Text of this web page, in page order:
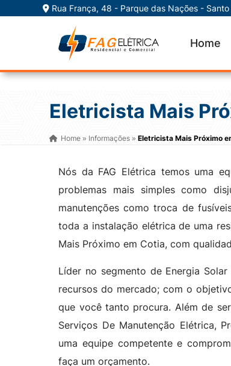
Rua França, 48 - Parque das Nações - Santo
Home
Eletricista Mais
Home » Informações » Eletricista Mais Próximo
Nós da FAG Elétrica temos uma
problemas mais simples como
manutenções como troca de
toda a instalação elétrica de uma
Mais Próximo em Cotia, com
Líder no segmento de Energia
recursos do mercado; com o
que você tanto procura. Além de
Serviços De Manutenção Elétrica,
uma equipe competente e
faça um orçamento.